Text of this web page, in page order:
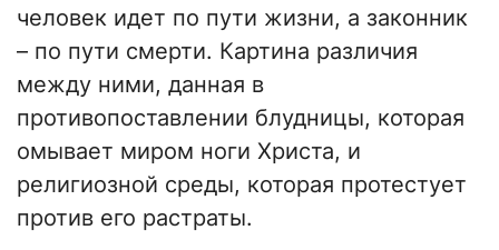
человек идет по пути жизни, а законник
– по пути смерти. Картина различия
между ними, данная в
противопоставлении блудницы, которая
омывает миром ноги Христа, и
религиозной среды, которая протестует
против его растраты.